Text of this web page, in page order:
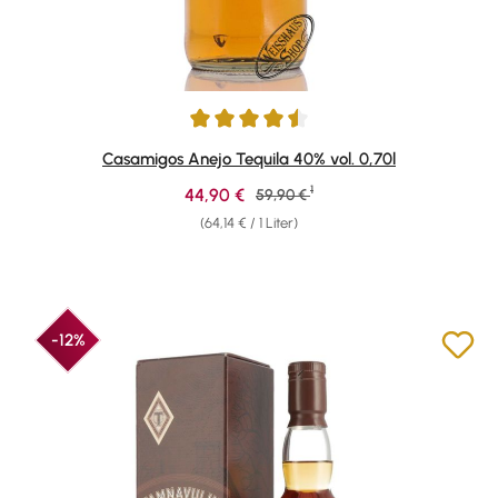
Durchschnittliche Bewertung von 4.53 von 5 Sternen
Casamigos Anejo Tequila 40% vol. 0,70l
(64,14 € / 1 Liter)
Verkaufspreis:
44,90 € Regulärer Preis:
59,90 € 1
-12%